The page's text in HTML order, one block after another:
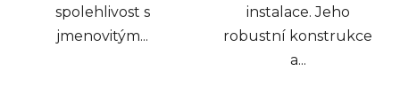
spolehlivost s
jmenovitým...
instalace. Jeho
robustní konstrukce
a...